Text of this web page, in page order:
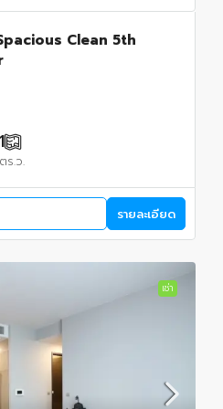
Clean 5th
1
ตร.ว.
รายละเอียด
เช่า